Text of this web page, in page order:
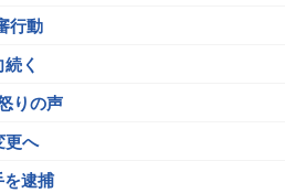
行動
く
りの声
更へ
逮捕